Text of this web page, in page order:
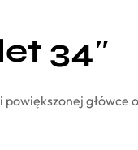
34″
główce